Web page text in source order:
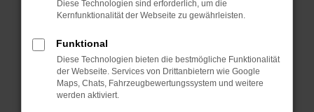
Prüfe deine Browsererweiterungen.
Manche Erweiterungen, wie Werbeblocker,
können das Laden bestimmter Seiten
verhindern. Funktioniert die Seite in einem
anderen Browser oder in einem privaten
Fenster?
Diese Technologien sind erforderlich, um die
Kernfunktionalität der Webseite zu gewährleisten.
Funktional
Diese Technologien bieten die bestmögliche Funktionalität
der Webseite. Services von Drittanbietern wie Google
Maps, Chats, Fahrzeugbewertungssystem und weitere
werden aktiviert.